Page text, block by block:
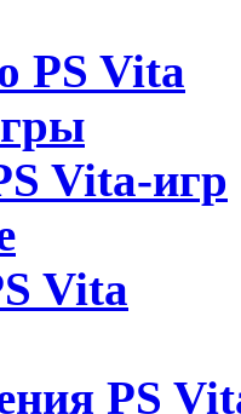
PS Vita
Vita-игр
Vita
PS